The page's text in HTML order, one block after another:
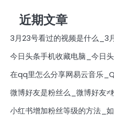
近期文章
3月23号看过的视频是什么_3
今日头条手机收藏电脑_今日
在qq里怎么分享网易云音乐
微博好友是粉丝么_微博好友≠
小红书增加粉丝等级的方法_